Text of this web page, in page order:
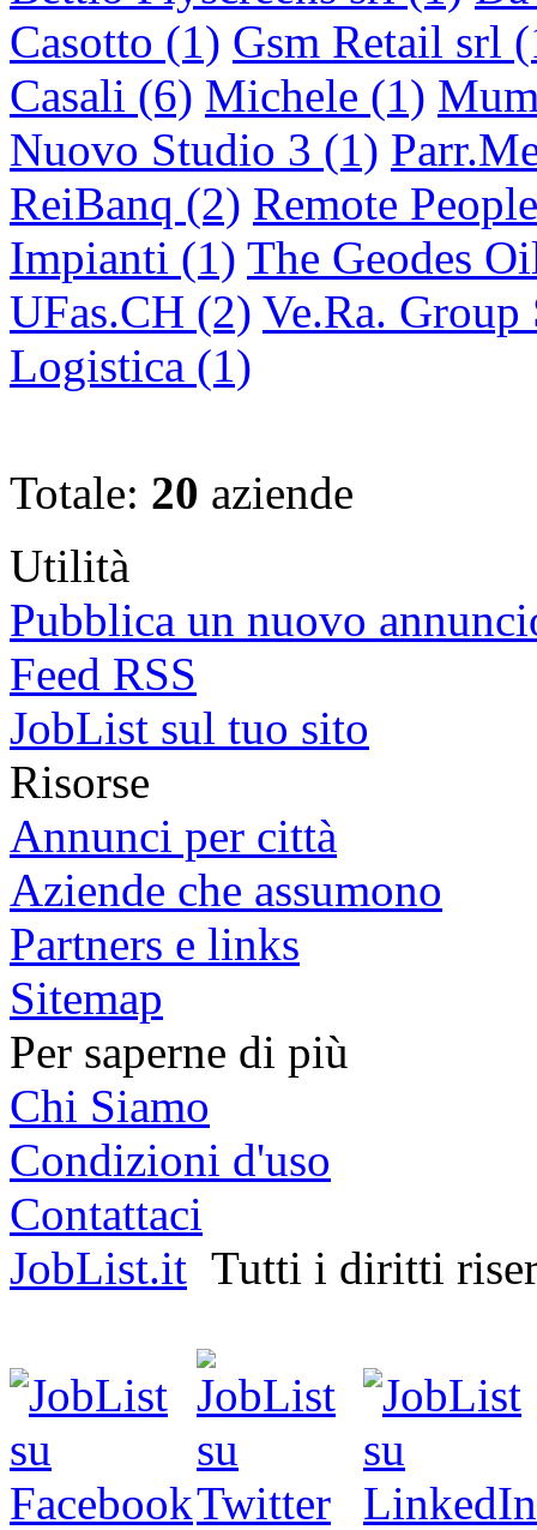
Casotto (1) Gsm Retail srl
Casali (6) Michele (1)
Nuovo Studio 3 (1)
ReiBanq (2) Remote
Impianti (1) The Geodes
UFas.CH (2) Ve.Ra.
Logistica (1)
Totale: 20 aziende
Utilità
Pubblica un nuovo
Feed RSS
JobList sul tuo sito
Risorse
Annunci per città
Aziende che assumono
Partners e links
Sitemap
Per saperne di più
Chi Siamo
Condizioni d'uso
Contattaci
JobList.it Tutti i diritti